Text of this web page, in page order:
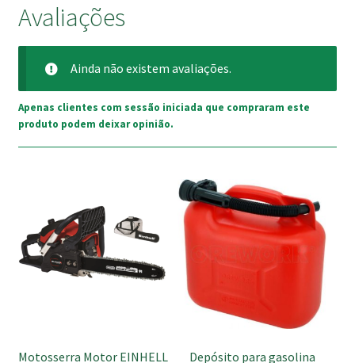
Avaliações
Ainda não existem avaliações.
Apenas clientes com sessão iniciada que compraram este
produto podem deixar opinião.
Motosserra Motor EINHELL Depósito para gasolina
This
product
has
multiple
variants.
The
options